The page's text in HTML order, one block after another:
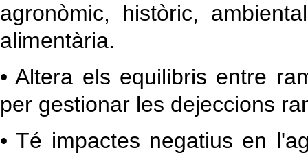
agronòmic, històric,
alimentària.
• Altera els equilibris entre
per gestionar les dejeccions
• Té impactes negatius en